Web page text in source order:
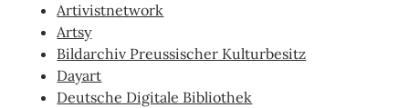
Artivistnetwork
Artsy
Bildarchiv Preussischer Kulturbesitz
Dayart
Deutsche Digitale Bibliothek